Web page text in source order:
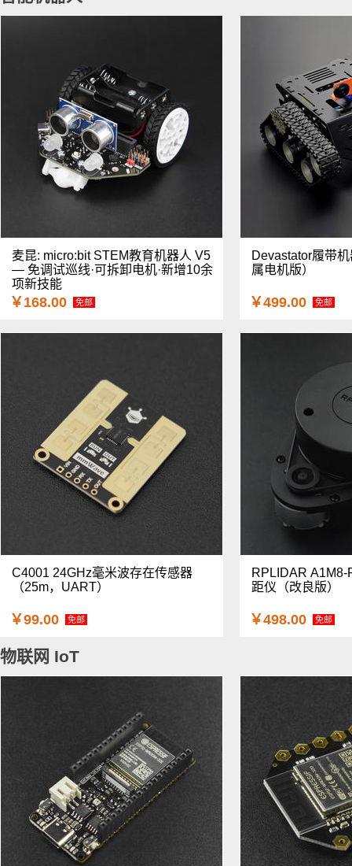
麦昆: micro:bit STEM教育机器人 V5
— 免调试巡线·可拆卸电机·新增10余
项新技能
￥168.00 免邮
Devastator履带
属电机版）
￥499.00 免邮
C4001 24GHz毫米波存在传感器
（25m，UART）
￥99.00 免邮
RPLIDAR
距仪（改良版）
￥498.00 免邮
物联网 IoT